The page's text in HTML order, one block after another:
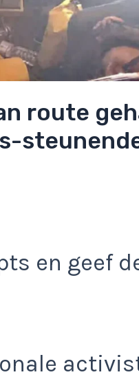
route
en geef